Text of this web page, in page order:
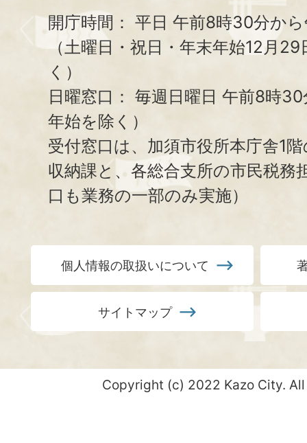
開庁時間： 平日 午前8時30分か
（土曜日・祝日・年末年始12月
く）
日曜窓口： 毎週日曜日 午前8時
年始を除く）
受付窓口は、加須市役所本庁舎1
収納課と、 各総合支所の市民税務
口も業務の一部のみ実施）
個人情報の取扱いについて
サイトマップ
Copyright (c) 2022 Kazo City.